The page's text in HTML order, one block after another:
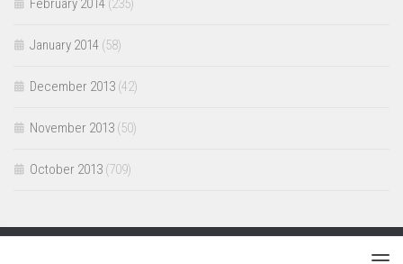
February 2014 (235)
January 2014 (58)
December 2013 (42)
November 2013 (50)
October 2013 (709)